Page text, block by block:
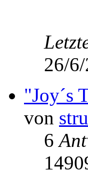
26/
"Joy´s
von
6